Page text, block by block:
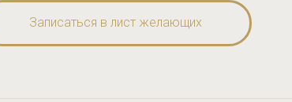
Записаться в лист желающих